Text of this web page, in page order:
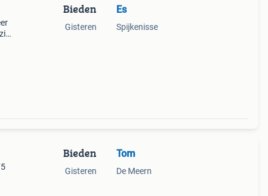
Bieden
Gisteren
Es
Spijkenisse
Bieden
Gisteren
Tom
De Meern